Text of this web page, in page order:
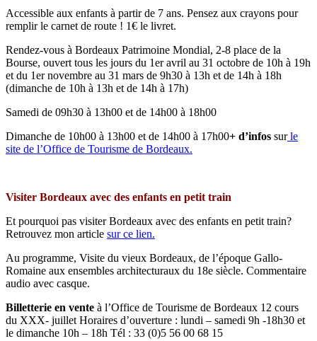
Accessible aux enfants à partir de 7 ans. Pensez aux crayons pour
remplir le carnet de route ! 1€ le livret.
Rendez-vous à Bordeaux Patrimoine Mondial, 2-8 place de la
Bourse, ouvert tous les jours du 1er avril au 31 octobre de 10h à 19h
et du 1er novembre au 31 mars de 9h30 à 13h et de 14h à 18h
(dimanche de 10h à 13h et de 14h à 17h)
Samedi de 09h30 à 13h00 et de 14h00 à 18h00
Dimanche de 10h00 à 13h00 et de 14h00 à 17h00+ d’infos surle
site de l’Office de Tourisme de Bordeaux.
Visiter Bordeaux avec des enfants en petit train
Et pourquoi pas visiter Bordeaux avec des enfants en petit train?
Retrouvez mon article sur ce lien.
Au programme, Visite du vieux Bordeaux, de l’époque Gallo-
Romaine aux ensembles architecturaux du 18e siècle. Commentaire
audio avec casque.
Billetterie en vente à l’Office de Tourisme de Bordeaux 12 cours
du XXX- juillet Horaires d’ouverture : lundi – samedi 9h -18h30 et
le dimanche 10h – 18h Tél : 33 (0)5 56 00 68 15